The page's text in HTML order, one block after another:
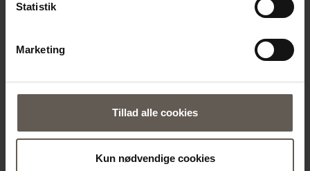
Statistik
Marketing
Tillad alle cookies
Kun nødvendige cookies